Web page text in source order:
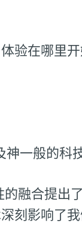
验在哪里
神一般的科
融合提出
刻影响了